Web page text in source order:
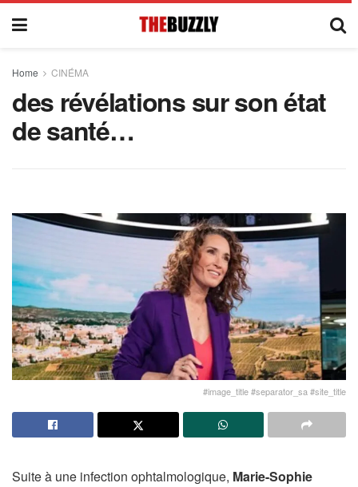
Home CINÉMA
des révélations sur son état
de santé…
#image_title #separator_sa #site_title
Suite à une infection ophtalmologique, Marie-Sophie